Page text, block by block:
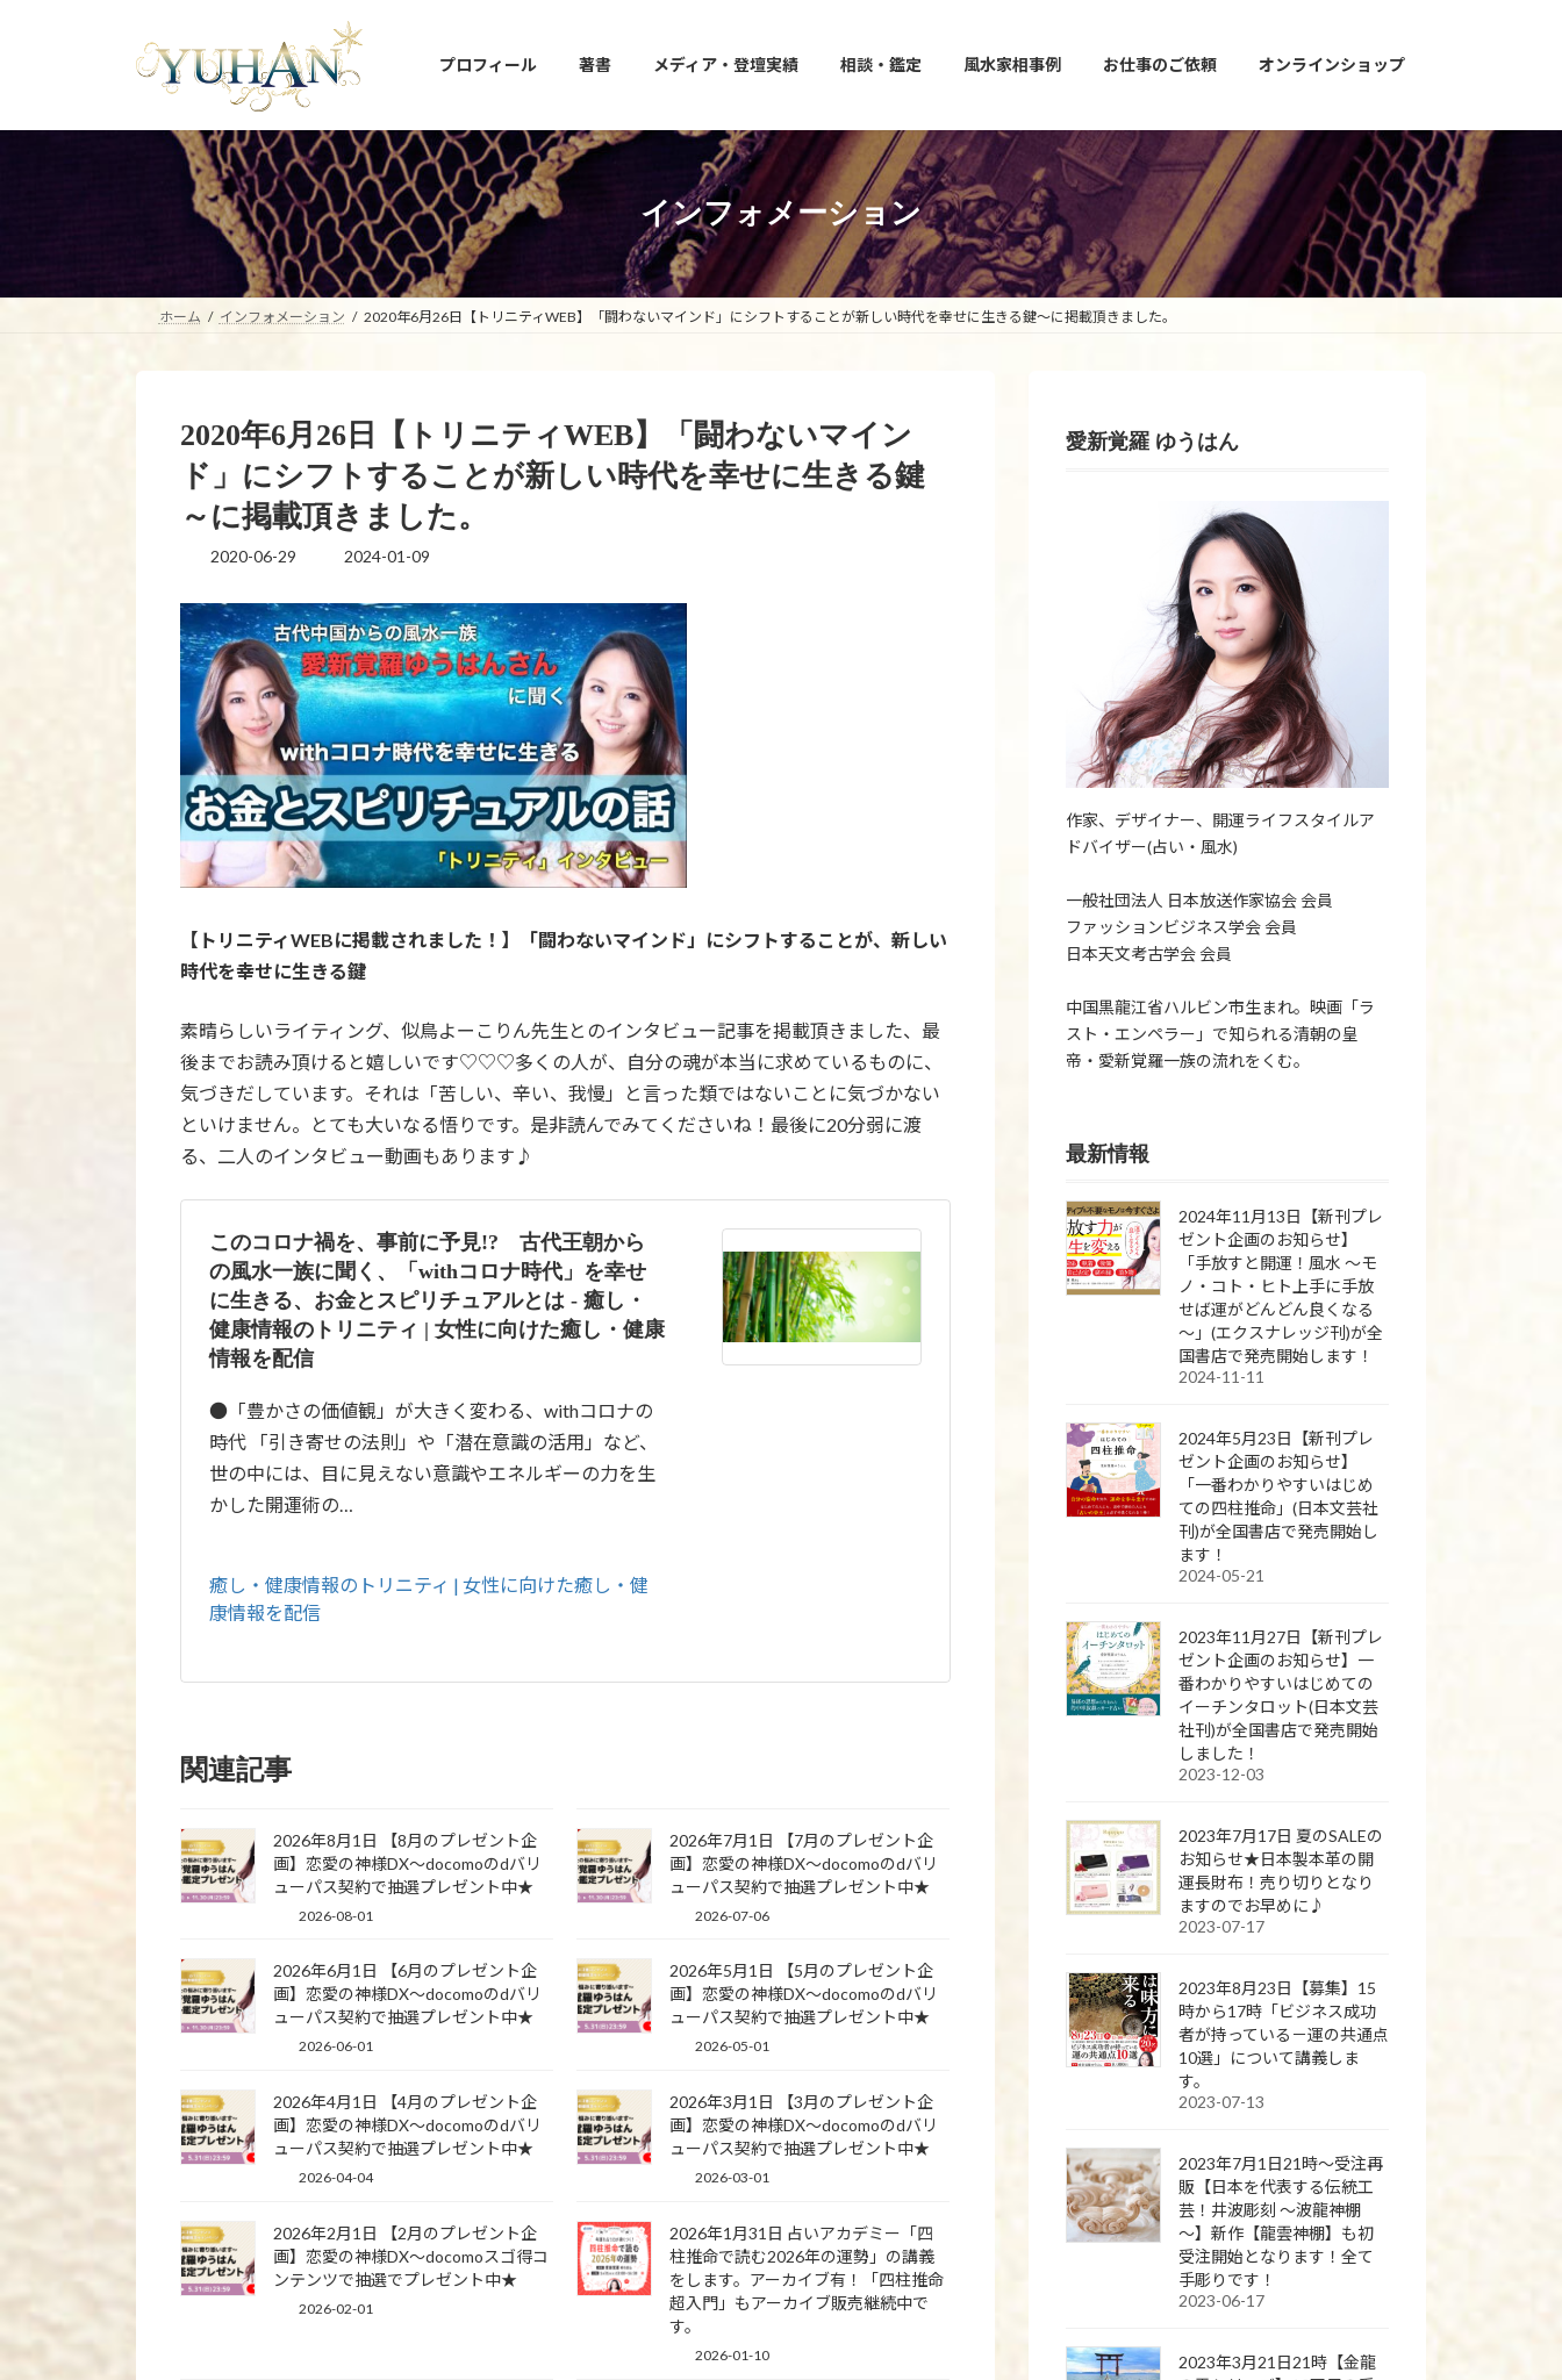
ツ
シ
プロフィール 著書 メディア・登壇実績 相談・鑑定 風水家相事例 お仕事のご依頼 オンラインショップ
インフォメーション
ホーム インフォメーション 2020年6月26日【トリニティWEB】「闘わないマインド」にシフトすることが新しい時代を幸せに生きる鍵～に掲載頂きました。
2020年6月26日【トリニティWEB】「闘わないマイン
ド」にシフトすることが新しい時代を幸せに生きる鍵
～に掲載頂きました。
2020-06-29
最
更
新
日
時
:
2024-01-09
【トリニティWEBに掲載されました！】「闘わないマインド」にシフトすることが、新しい
時代を幸せに生きる鍵
素晴らしいライティング、似鳥よーこりん先生とのインタビュー記事を掲載頂きました、最
後までお読み頂けると嬉しいです♡♡♡多くの人が、自分の魂が本当に求めているものに、
気づきだしています。それは「苦しい、辛い、我慢」と言った類ではないことに気づかない
といけません。とても大いなる悟りです。是非読んでみてくださいね！最後に20分弱に渡
る、二人のインタビュー動画もあります♪
このコロナ禍を、事前に予見!? 古代王朝から
の風水一族に聞く、「withコロナ時代」を幸せ
に生きる、お金とスピリチュアルとは - 癒し・
健康情報のトリニティ | 女性に向けた癒し・健康
情報を配信
●「豊かさの価値観」が大きく変わる、withコロナの
時代 「引き寄せの法則」や「潜在意識の活用」など、
世の中には、目に見えない意識やエネルギーの力を生
かした開運術の…
癒し・健康情報のトリニティ | 女性に向けた癒し・健
康情報を配信
関連記事
2026年8月1日 【8月のプレゼント企
画】恋愛の神様DX〜docomoのdバリ
ューパス契約で抽選プレゼント中★
2026-08-01
2026年7月1日 【7月のプレゼント企
画】恋愛の神様DX〜docomoのdバリ
ューパス契約で抽選プレゼント中★
2026-07-06
2026年6月1日 【6月のプレゼント企
画】恋愛の神様DX〜docomoのdバリ
ューパス契約で抽選プレゼント中★
2026-06-01
2026年5月1日 【5月のプレゼント企
画】恋愛の神様DX〜docomoのdバリ
ューパス契約で抽選プレゼント中★
2026-05-01
2026年4月1日 【4月のプレゼント企
画】恋愛の神様DX〜docomoのdバリ
ューパス契約で抽選プレゼント中★
2026-04-04
2026年3月1日 【3月のプレゼント企
画】恋愛の神様DX〜docomoのdバリ
ューパス契約で抽選プレゼント中★
2026-03-01
2026年2月1日 【2月のプレゼント企
画】恋愛の神様DX〜docomoスゴ得コ
ンテンツで抽選でプレゼント中★
2026-02-01
2026年1月31日 占いアカデミー「四
柱推命で読む2026年の運勢」の講義
をします。アーカイブ有！「四柱推命
超入門」もアーカイブ販売継続中で
す。
2026-01-10
愛新覚羅 ゆうはん
作家、デザイナー、開運ライフスタイルア
ドバイザー(占い・風水)
一般社団法人 日本放送作家協会 会員
ファッションビジネス学会 会員
日本天文考古学会 会員
中国黒龍江省ハルビン市生まれ。映画「ラ
スト・エンペラー」で知られる清朝の皇
帝・愛新覚羅一族の流れをくむ。
最新情報
2024年11月13日【新刊プレ
ゼント企画のお知らせ】
「手放すと開運！風水 ～モ
ノ・コト・ヒト上手に手放
せば運がどんどん良くなる
～」(エクスナレッジ刊)が全
国書店で発売開始します！
2024-11-11
2024年5月23日【新刊プレ
ゼント企画のお知らせ】
「一番わかりやすいはじめ
ての四柱推命」(日本文芸社
刊)が全国書店で発売開始し
ます！
2024-05-21
2023年11月27日【新刊プレ
ゼント企画のお知らせ】一
番わかりやすいはじめての
イーチンタロット(日本文芸
社刊)が全国書店で発売開始
しました！
2023-12-03
2023年7月17日 夏のSALEの
お知らせ★日本製本革の開
運長財布！売り切りとなり
ますのでお早めに♪
2023-07-17
2023年8月23日【募集】15
時から17時「ビジネス成功
者が持っている－運の共通点
10選」について講義しま
す。
2023-07-13
2023年7月1日21時～受注再
販【日本を代表する伝統工
芸！井波彫刻 ～波龍神棚
～】新作【龍雲神棚】も初
受注開始となります！全て
手彫りです！
2023-06-17
2023年3月21日21時【金龍